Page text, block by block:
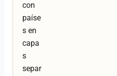
con
paíse
s en
capa
s
separ